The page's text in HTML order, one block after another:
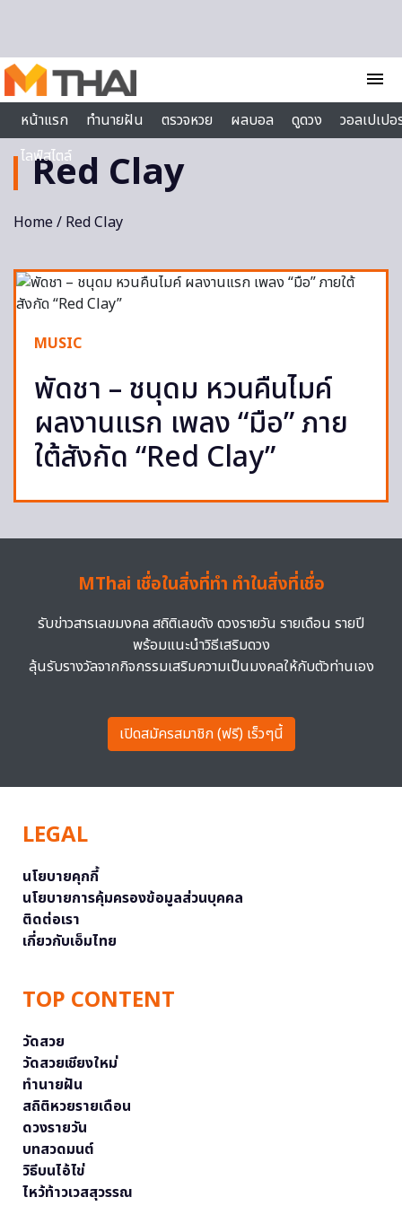
menu
หน้าแรก
ทำนายฝัน ตรวจหวย ผลบอล ดูดวง
วอลเปเป
ไลฟ์สไตล์
Red Clay
Home/ Red Clay
MUSIC
พัดชา – ชนุดม หวนคืนไมค์
ผลงานแรก เพลง “มือ” ภาย
ใต้สังกัด “Red Clay”
MThai เชื่อในสิ่งที่ทำ ทำในสิ่งที่เชื่อ
รับข่าวสารเลขมงคล สถิติเลขดัง ดวงรายวัน รายเดือน รายปี
พร้อมแนะนำวิธีเสริมดวง
ลุ้นรับรางวัลจากกิจกรรมเสริมความเป็นมงคลให้กับตัวท่านเอง
เปิดสมัครสมาชิก (ฟรี) เร็วๆนี้
LEGAL
นโยบายคุกกี้
นโยบายการคุ้มครองข้อมูลส่วนบุคคล
ติดต่อเรา
เกี่ยวกับเอ็มไทย
TOP CONTENT
วัดสวย
วัดสวยเชียงใหม่
ทำนายฝัน
สถิติหวยรายเดือน
ดวงรายวัน
บทสวดมนต์
วิธีบนไอ้ไข่
ไหว้ท้าวเวสสุวรรณ